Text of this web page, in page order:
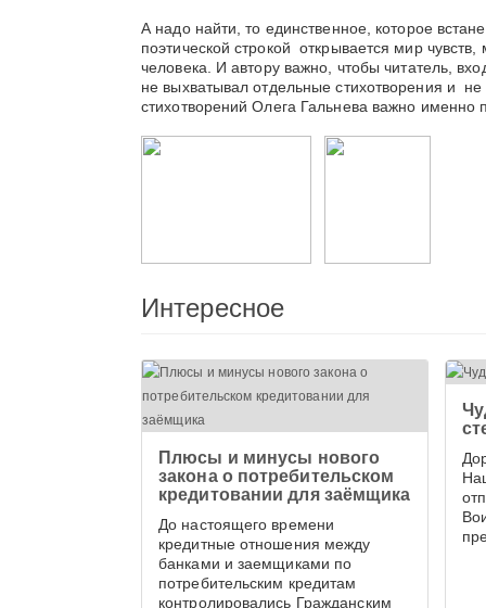
А надо найти, то единственное, которое
поэтической строкой открывается мир
человека. И автору важно, чтобы читатель,
не выхватывал отдельные стихотворения и
стихотворений Олега Гальнева важно
Интересное
Плюсы и минусы нового
закона о потребительском
кредитовании для заёмщика
До настоящего времени
кредитные отношения между
банками и заемщиками по
потребительским кредитам
контролировались Гражданским